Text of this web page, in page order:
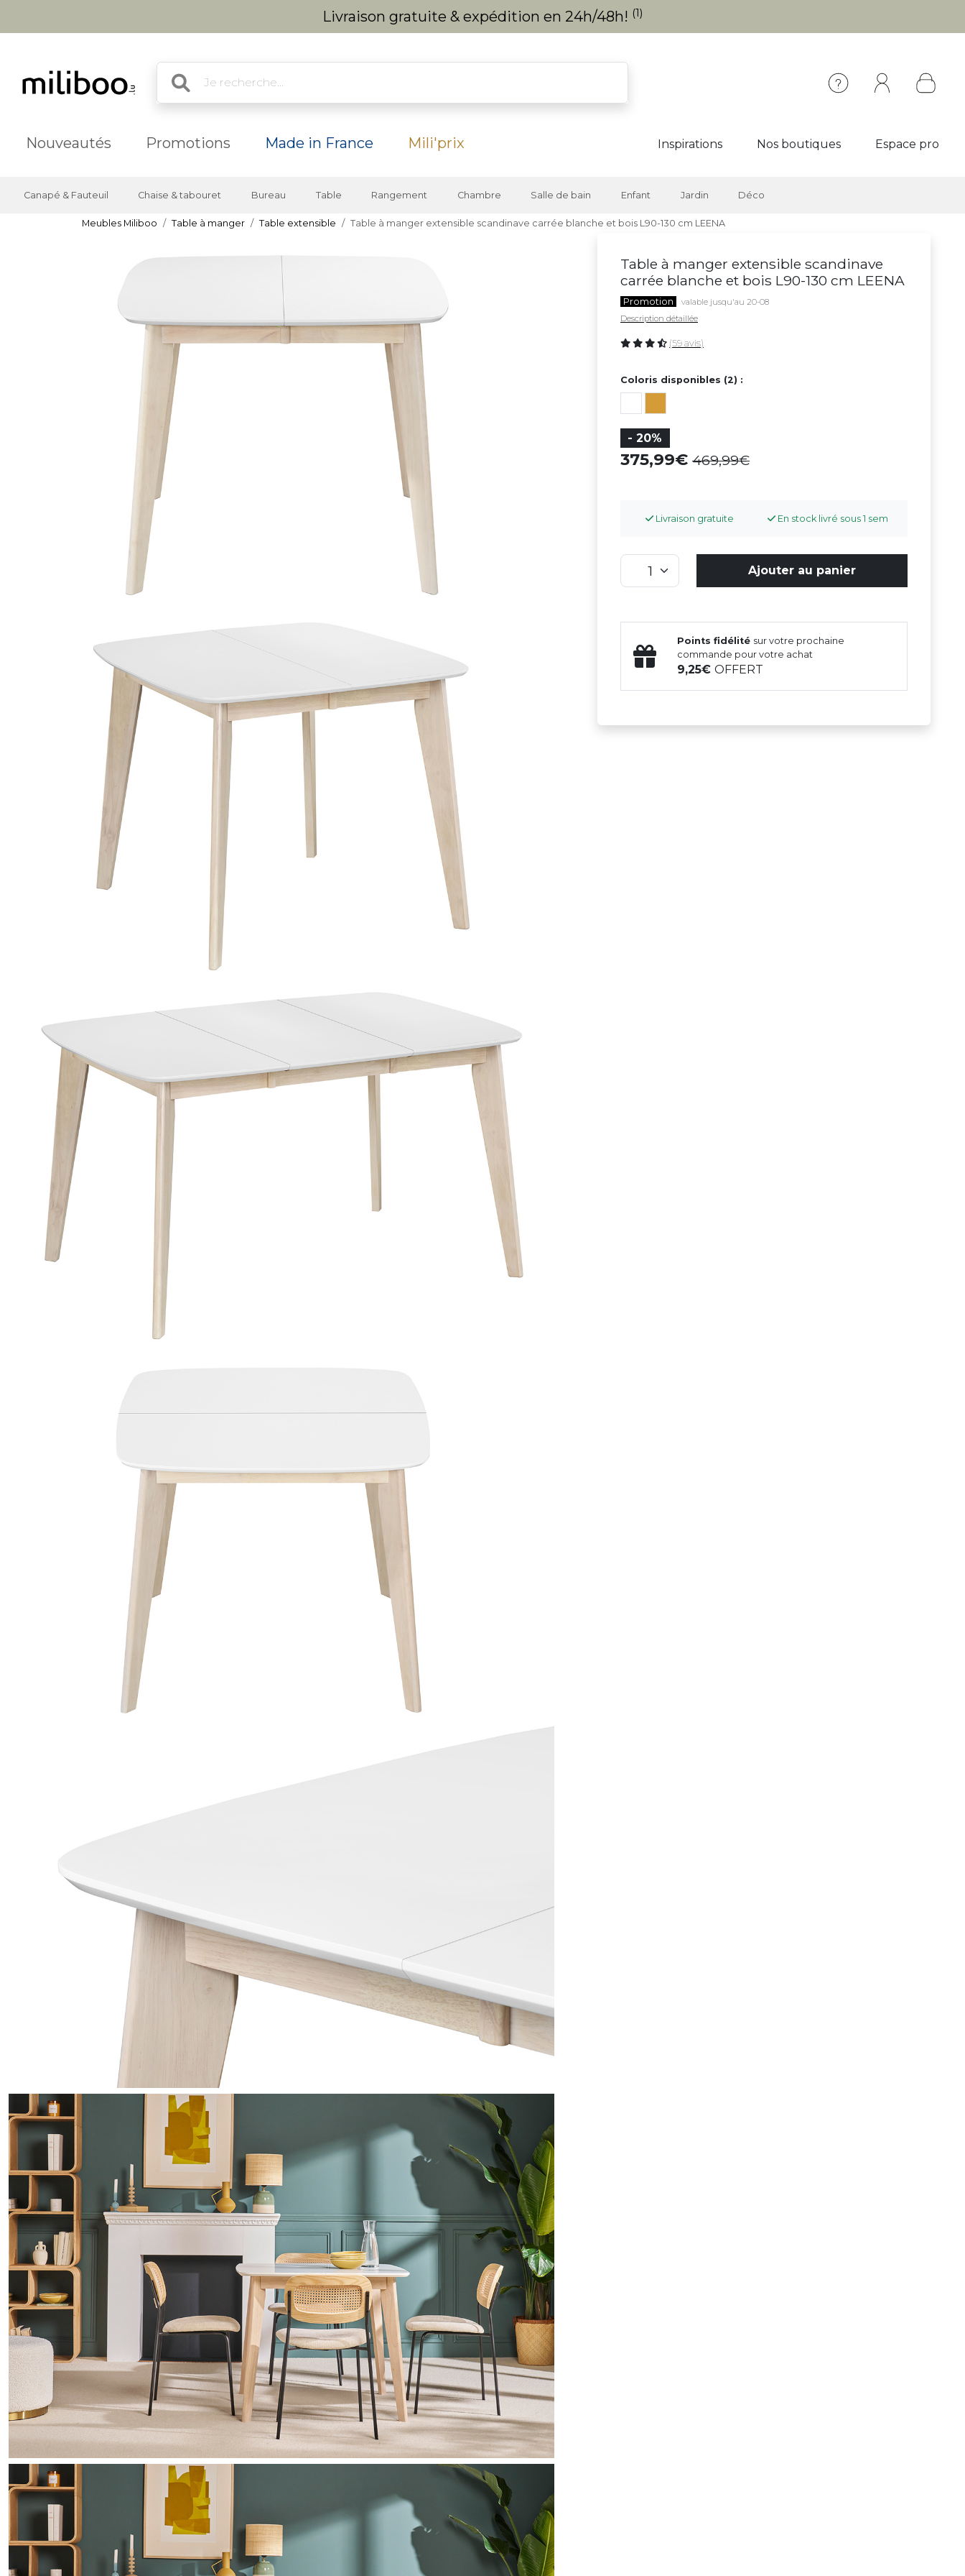
Livraison gratuite & expédition en 24h/48h! (1)
Nouveautés Promotions Made in France Mili'prix Inspirations Nos boutiques Espace pro
Canapé & Fauteuil Chaise & tabouret Bureau Table Rangement Chambre Salle de bain Enfant Jardin Déco
Meubles Miliboo Table à manger Table extensible Table à manger extensible scandinave carrée blanche et bois L90-130 cm LEENA
Table à manger extensible scandinave
carrée blanche et bois L90-130 cm LEENA
Promotion
valable jusqu'au 20-08
Description détaillée
(59 avis)
Coloris disponibles (2) :
- 20%
375,99 469,99
Livraison gratuite En stock livré sous 1 sem
Ajouter au panier
Points fidélité sur votre prochaine
commande pour votre achat
9,25OFFERT